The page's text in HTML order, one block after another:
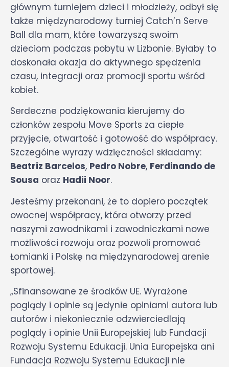
głównym turniejem dzieci i młodzieży, odbył się
także międzynarodowy turniej Catch’n Serve
Ball dla mam, które towarzyszą swoim
dzieciom podczas pobytu w Lizbonie. Byłaby to
doskonała okazja do aktywnego spędzenia
czasu, integracji oraz promocji sportu wśród
kobiet.
Serdeczne podziękowania kierujemy do
członków zespołu Move Sports za ciepłe
przyjęcie, otwartość i gotowość do współpracy.
Szczególne wyrazy wdzięczności składamy:
Beatriz Barcelos, Pedro Nobre, Ferdinando de
Sousa oraz Hadii Noor.
Jesteśmy przekonani, że to dopiero początek
owocnej współpracy, która otworzy przed
naszymi zawodnikami i zawodniczkami nowe
możliwości rozwoju oraz pozwoli promować
Łomianki i Polskę na międzynarodowej arenie
sportowej.
„Sfinansowane ze środków UE. Wyrażone
poglądy i opinie są jedynie opiniami autora lub
autorów i niekoniecznie odzwierciedlają
poglądy i opinie Unii Europejskiej lub Fundacji
Rozwoju Systemu Edukacji. Unia Europejska ani
Fundacja Rozwoju Systemu Edukacji nie